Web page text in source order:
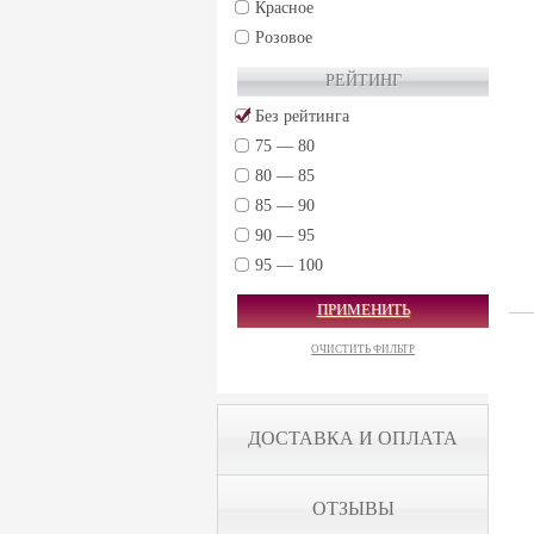
Chateau Leoville Barton (1)
Chateau Leoville Las Cases (3)
Chateau Margaux (1)
Chateau Montrose (2)
Chateau Mouton Rothschild (2)
Chateau Pape Clement (2)
Chateau Pichon-Longueville Comtesse de
Chateau Pontet-Canet (2)
Chateau Latour (2)
Красное
Розовое
РЕЙТИНГ
Без рейтинга
75 — 80
80 — 85
85 — 90
90 — 95
95 — 100
ПРИМЕНИТЬ
ОЧИСТИТЬ ФИЛЬТР
ДОСТАВКА И ОПЛАТА
ОТЗЫВЫ